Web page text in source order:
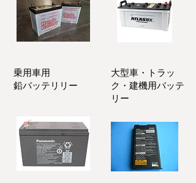
乗用車用
鉛バッテリリー
大型車・トラッ
ク・建機用バッテ
リー